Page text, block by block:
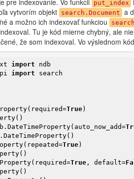
pre indexovanie. Vo funkcii put_index
vytvorím objekt search.Document a
a možno ich indexovať funkciou
Tu je kód mierne chybný, ale
že som indexoval. Vo výslednom
import
import search
True)
True)
True , default=